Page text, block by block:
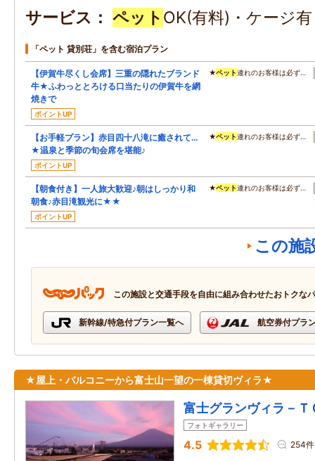
サービス ペット OK(有料)・ケージ
「ペット 貸別荘」を含む宿泊プラン
【伊賀牛尽くし会席】三重の隠れたブランド
牛★ふわっととろける口当たりの伊賀牛を網
焼きで
ポイントUP
★ペット連れのお客様は必ず…
【お手軽プラン】赤目四十八滝に癒されて…
★温泉と季節の旬会席を堪能♪
ポイントUP
★ペット連れのお客様は必ず…
【朝食付き】一人旅大歓迎♪朝はしっかり和
朝食♪赤目滝観光に★★
ポイントUP
★ペット連れのお客様は必ず…
この施
この施設と交通手段を自由に組み合わせたおトクな
新幹線/特急付プラン一覧へ 航空券付プラ
★屋上・バルコニーから富士山一望の一棟貸切ヴィラ★
富士グランヴィラ－Ｔ
フォトギャラリー
4.5 254件